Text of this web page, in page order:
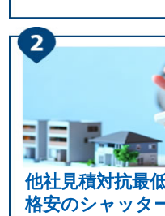
他社見積対抗最
格安のシャッタ